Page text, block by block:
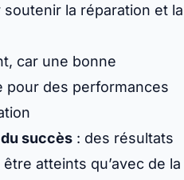
la réparation et la
car une bonne
pour des performances
succès : des résultats
atteints qu’avec de la